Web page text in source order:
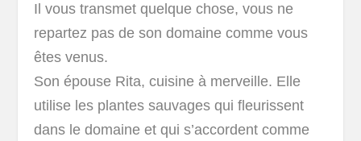
Il vous transmet quelque chose, vous ne
repartez pas de son domaine comme vous
êtes venus.
Son épouse Rita, cuisine à merveille. Elle
utilise les plantes sauvages qui fleurissent
dans le domaine et qui s’accordent comme